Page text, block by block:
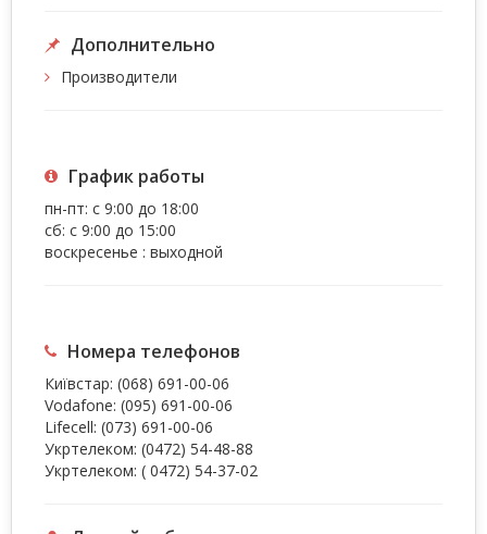
Дополнительно
Производители
График работы
пн-пт: с 9:00 до 18:00
сб: с 9:00 до 15:00
воскресенье : выходной
Номера телефонов
Київстар: (068) 691-00-06
Vodafone: (095) 691-00-06
Lifecell: (073) 691-00-06
Укртелеком: (0472) 54-48-88
Укртелеком: ( 0472) 54-37-02